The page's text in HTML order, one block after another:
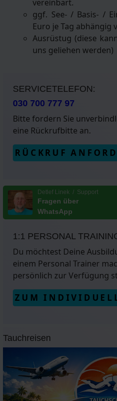
vereinbart.
ggf. See- / Basis- /
Euro je Tag abhängig
Ausrüstug (diese
uns geliehen werden)
SERVICETELEFON:
030 700 777 97
Bitte fordern Sie
eine Rückrufbitte an.
RÜCKRUF
Detlef Linek / Support
Fragen über
WhatsApp
1:1 PERSONAL
Du möchtest Deine
einem Personal Trainer
persönlich zur Verfügung
ZUM
Tauchreisen